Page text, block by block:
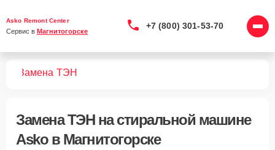
Asko Remont Center
Сервис в Магнитогорске
+7 (800) 301-53-70
Замена ТЭН
Замена ТЭНна стиральной машине
Asko в Магнитогорске